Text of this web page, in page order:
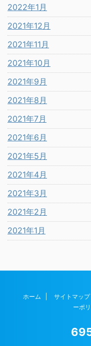
2022年1月
2021年12月
2021年11月
2021年10月
2021年9月
2021年8月
2021年7月
2021年6月
2021年5月
2021年4月
2021年3月
2021年2月
2021年1月
ホーム サイトマップ
ーポ